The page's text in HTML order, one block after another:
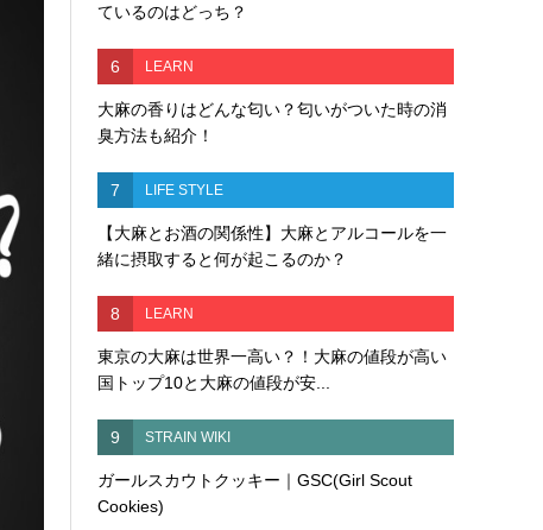
ているのはどっち？
6 LEARN
大麻の香りはどんな匂い？匂いがついた時の消
臭方法も紹介！
7 LIFE STYLE
【大麻とお酒の関係性】大麻とアルコールを一
緒に摂取すると何が起こるのか？
8 LEARN
東京の大麻は世界一高い？！大麻の値段が高い
国トップ10と大麻の値段が安...
9 STRAIN WIKI
ガールスカウトクッキー｜GSC(Girl Scout
Cookies)